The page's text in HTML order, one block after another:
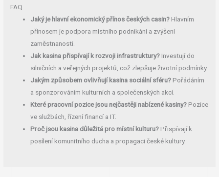
FAQ
Jaký je hlavní ekonomický přínos českých casin? Hlavním
přínosem je podpora místního podnikání a zvýšení
zaměstnanosti.
Jak kasina přispívají k rozvoji infrastruktury? Investují do
silničních a veřejných projektů, což zlepšuje životní podmínky.
Jakým způsobem ovlivňují kasina sociální sféru? Pořádáním
a sponzorováním kulturních a společenských akcí.
Které pracovní pozice jsou nejčastěji nabízené kasiny? Pozice
ve službách, řízení financí a IT.
Proč jsou kasina důležitá pro místní kulturu? Přispívají k
posílení komunitního ducha a propagaci české kultury.